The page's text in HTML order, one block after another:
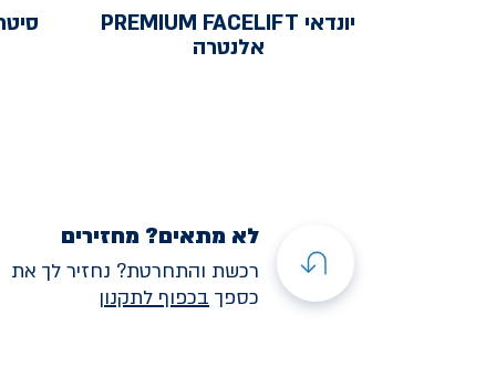
יונדאי PREMIUM FACELIFT
אלנטרה
לא מתאים? מחזירים
רכשת והתחרטת? נחזיר לך את
כספך בכפוף לתקנון